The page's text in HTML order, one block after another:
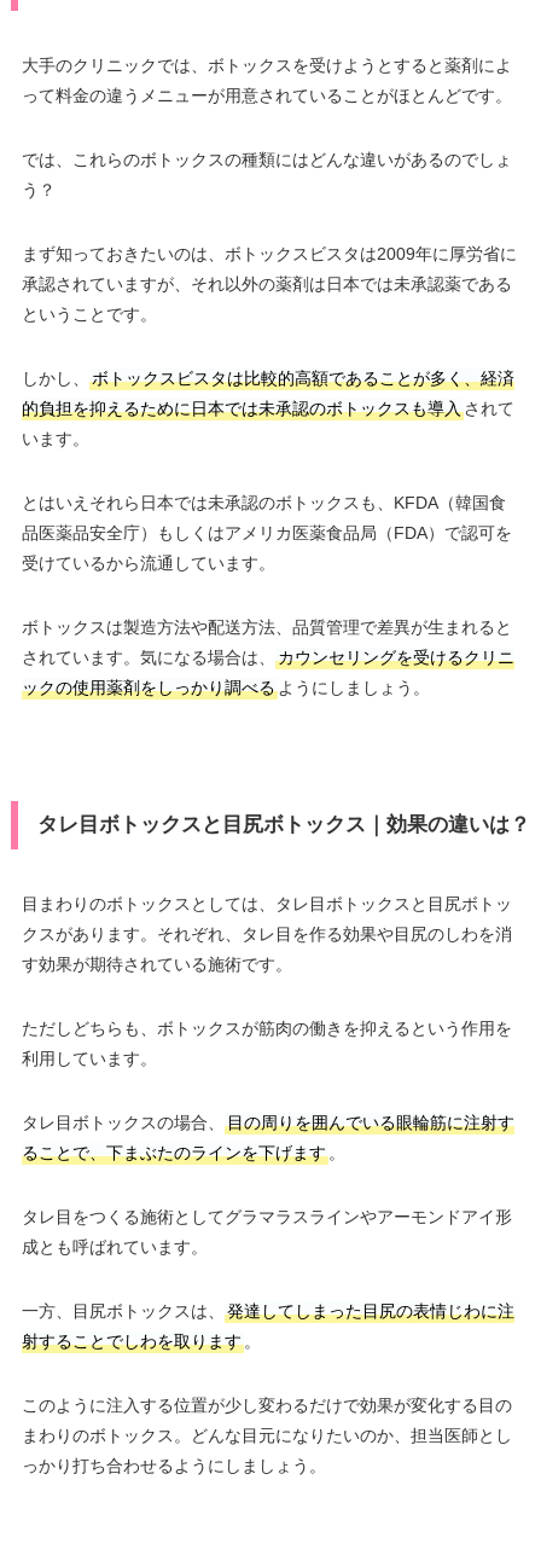
大手のクリニックでは、ボトックスを受けようとすると薬剤によ
って料金の違うメニューが用意されていることがほとんどです。
では、これらのボトックスの種類にはどんな違いがあるのでしょ
う？
まず知っておきたいのは、ボトックスビスタは2009年に厚労省に
承認されていますが、それ以外の薬剤は日本では未承認薬である
ということです。
しかし、
ボトックスビスタは比較的高額であることが多く、経済
的負担を抑えるために日本では未承認のボトックスも導入されて
います。
とはいえそれら日本では未承認のボトックスも、KFDA（韓国食
品医薬品安全庁）もしくはアメリカ医薬食品局（FDA）で認可を
受けているから流通しています。
ボトックスは製造方法や配送方法、品質管理で差異が生まれると
されています。気になる場合は、
カウンセリングを受けるクリニ
ックの使用薬剤をしっかり調べるようにしましょう。
タレ目ボトックスと目尻ボトックス｜効果の違いは？
目まわりのボトックスとしては、タレ目ボトックスと目尻ボトッ
クスがあります。それぞれ、タレ目を作る効果や目尻のしわを消
す効果が期待されている施術です。
ただしどちらも、ボトックスが筋肉の働きを抑えるという作用を
利用しています。
タレ目ボトックスの場合、
目の周りを囲んでいる眼輪筋に注射す
ることで、下まぶたのラインを下げます。
タレ目をつくる施術としてグラマラスラインやアーモンドアイ形
成とも呼ばれています。
一方、目尻ボトックスは、
発達してしまった目尻の表情じわに注
射することでしわを取ります。
このように注入する位置が少し変わるだけで効果が変化する目の
まわりのボトックス。どんな目元になりたいのか、担当医師とし
っかり打ち合わせるようにしましょう。